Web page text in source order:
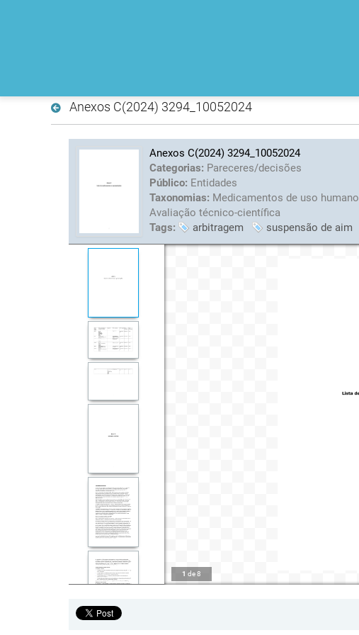
Anexos C(2024) 3294_10052024
Anexos C(2024) 3294_10052024
Categorias: Pareceres/decisões
Público: Entidades
Taxonomias: Medicamentos de uso humano
Avaliação técnico-científica
Tags:
arbitragem suspensão de aim
1 de8